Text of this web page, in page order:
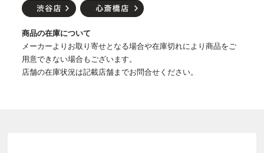
商品の在庫について
メーカーよりお取り寄せとなる場合や在庫切れにより商品をご
用意できない場合もございます。
店舗の在庫状況は記載店舗までお問合せください。